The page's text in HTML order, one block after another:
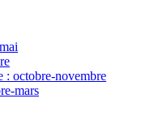
: octobre-novembre
mars